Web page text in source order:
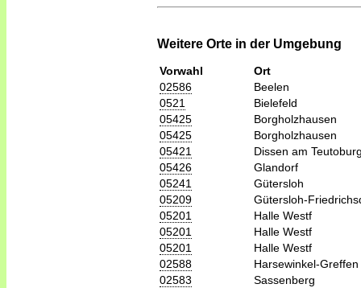
Weitere Orte in der Umgebung
Vorwahl
Ort
02586
Beelen
0521
Bielefeld
05425
Borgholzhausen
05425
Borgholzhausen
05421
Dissen am
05426
Glandorf
05241
Gütersloh
05209
Gütersloh-
05201
Halle Westf
05201
Halle Westf
05201
Halle Westf
02588
Harsewinkel-Greffen
02583
Sassenberg